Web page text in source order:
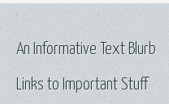
Links to Important Stuff
An Informative Text Blurb